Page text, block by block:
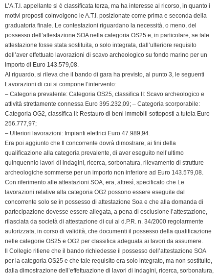
L’A.T.I. appellante si è classificata terza, ma ha interesse al ricorso, in quanto i
motivi proposti coinvolgono le A.T.I. posizionate come prima e seconda della
graduatoria finale. Le contestazioni riguardano la necessità, o meno, del
possesso dell’attestazione SOA nella categoria OS25 e, in particolare, se tale
attestazione fosse stata sostituita, o solo integrata, dall’ulteriore requisito
dell’aver effettuato lavorazioni di scavo archeologico su fondo marino per un
importo di Euro 143.579,08.
Al riguardo, si rileva che il bando di gara ha previsto, al punto 3, le seguenti
Lavorazioni di cui si compone l’intervento:
– Categoria prevalente: Categoria OS25, classifica II: Scavo archeologico e
attività strettamente connessa Euro 395.232,09; – Categoria scorporabile:
Categoria OG2, classifica II: Restauro di beni immobili sottoposti a tutela Euro
256.777,97;
– Ulteriori lavorazioni: Impianti elettrici Euro 47.989,94.
Era poi aggiunto che Il concorrente dovrà dimostrare, ai fini della
qualificazione alla categoria prevalente, di aver eseguito nell’ultimo
quinquennio lavori di indagini, ricerca, sorbonatura, rilevamento di strutture
archeologiche sommerse per un importo non inferiore ad Euro 143.579,08.
Con riferimento alle attestazioni SOA, era, altresì, specificato che Le
lavorazioni relative alla categoria OG2 possono essere eseguite dal
concorrente solo se in possesso di attestazione Soa e che alla domanda di
partecipazione dovesse essere allegata, a pena di esclusione l’attestazione,
rilasciata da società di attestazione di cui al d.P.R. n. 34/2000 regolarmente
autorizzata, in corso di validità, che documenti il possesso della qualificazione
nelle categorie OS25 e OG2 per classifica adeguata ai lavori da assumere.
Il Collegio ritiene che il bando richiedesse il possesso dell’attestazione SOA
per la categoria OS25 e che tale requisito era solo integrato, ma non sostituito,
dalla dimostrazione dell’effettuazione di lavori di indagini, ricerca, sorbonatura,